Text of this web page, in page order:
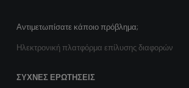
Αντιμετωπίσατε κάποιο πρόβλημα;
Ηλεκτρονική πλατφόρμα επίλυσης διαφορών
ΣΥΧΝΈΣ ΕΡΩΤΉΣΕΙΣ